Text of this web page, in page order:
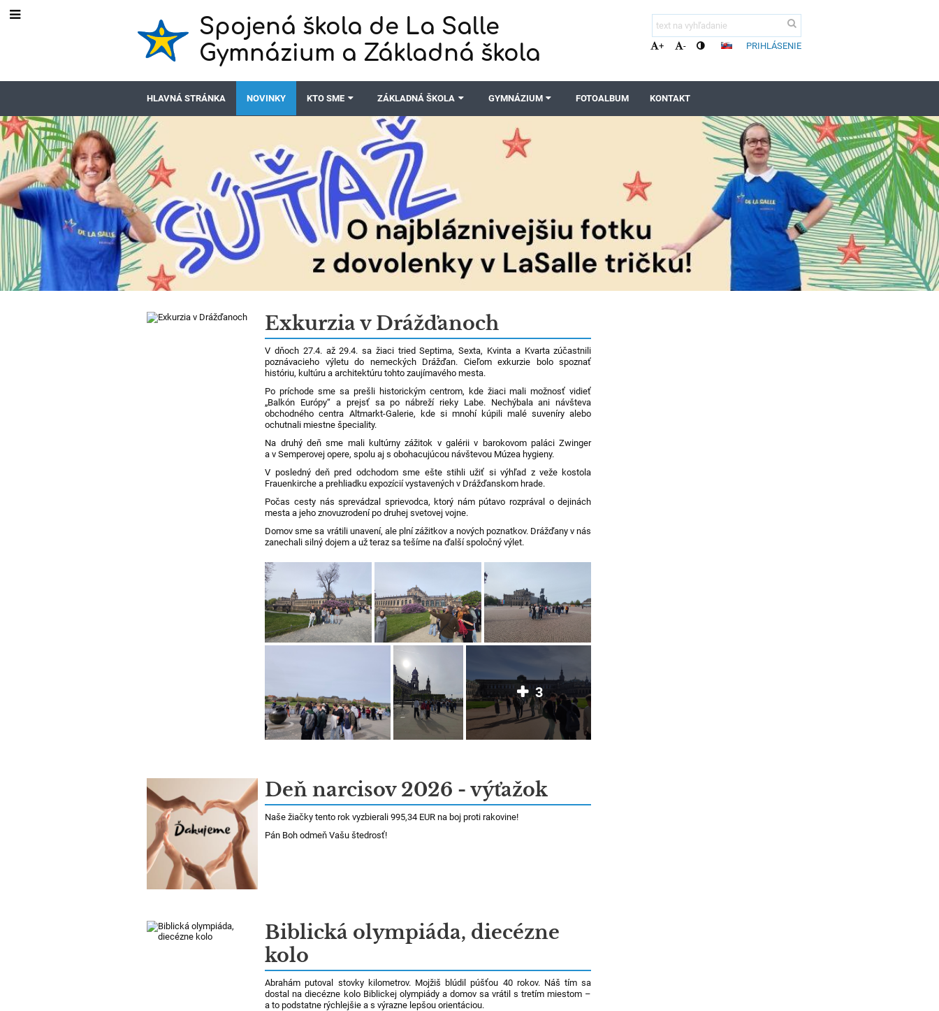
Spojená škola de La Salle
Gymnázium a Základná škola
+ - PRIHLÁSENIE
HLAVNÁ STRÁNKA NOVINKY KTO SME ZÁKLADNÁ ŠKOLA GYMNÁZIUM FOTOALBUM KONTAKT
Novinky Exkurzia v Drážďanoch
V dňoch 27.4. až 29.4. sa žiaci tried Septima, Sexta, Kvinta a Kvarta zúčastnili
poznávacieho výletu do nemeckých Drážďan. Cieľom exkurzie bolo spoznať
históriu, kultúru a architektúru tohto zaujímavého mesta.
Po príchode sme sa prešli historickým centrom, kde žiaci mali možnosť vidieť
„Balkón Európy“ a prejsť sa po nábreží rieky Labe. Nechýbala ani návšteva
obchodného centra Altmarkt-Galerie, kde si mnohí kúpili malé suveníry alebo
ochutnali miestne špeciality.
Na druhý deň sme mali kultúrny zážitok v galérii v barokovom paláci Zwinger
a v Semperovej opere, spolu aj s obohacujúcou návštevou Múzea hygieny.
V posledný deň pred odchodom sme ešte stihli užiť si výhľad z veže kostola
Frauenkirche a prehliadku expozícií vystavených v Drážďanskom hrade.
Počas cesty nás sprevádzal sprievodca, ktorý nám pútavo rozprával o dejinách
mesta a jeho znovuzrodení po druhej svetovej vojne.
Domov sme sa vrátili unavení, ale plní zážitkov a nových poznatkov. Drážďany v nás
zanechali silný dojem a už teraz sa tešíme na ďalší spoločný výlet.
3
Deň narcisov 2026 - výťažok
Naše žiačky tento rok vyzbierali 995,34 EUR na boj proti rakovine!
Pán Boh odmeň Vašu štedrosť!
Biblická olympiáda, diecézne
kolo
Abrahám putoval stovky kilometrov. Mojžiš blúdil púšťou 40 rokov. Náš tím sa
dostal na diecézne kolo Biblickej olympiády a domov sa vrátil s tretím miestom –
a to podstatne rýchlejšie a s výrazne lepšou orientáciou.